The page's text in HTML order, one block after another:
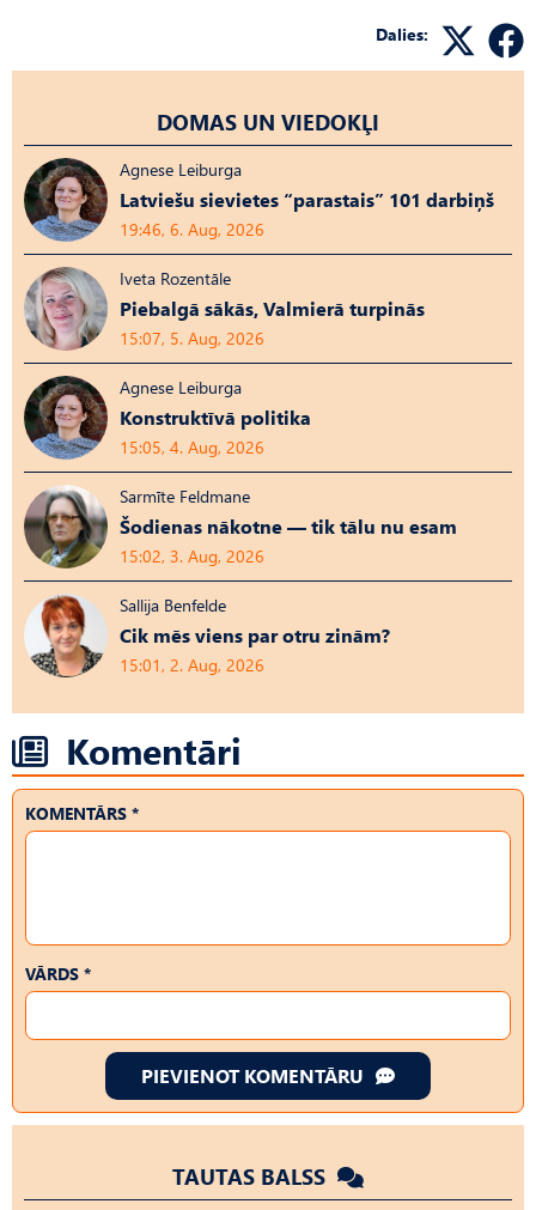
Dalies:
DOMAS UN VIEDOKĻI
Agnese Leiburga
Latviešu sievietes “parastais” 101 darbiņš
19:46, 6. Aug, 2026
Iveta Rozentāle
Piebalgā sākās, Valmierā turpinās
15:07, 5. Aug, 2026
Agnese Leiburga
Konstruktīvā politika
15:05, 4. Aug, 2026
Sarmīte Feldmane
Šodienas nākotne — tik tālu nu esam
15:02, 3. Aug, 2026
Sallija Benfelde
Cik mēs viens par otru zinām?
15:01, 2. Aug, 2026
Komentāri
KOMENTĀRS *
VĀRDS *
PIEVIENOT KOMENTĀRU
TAUTAS BALSS